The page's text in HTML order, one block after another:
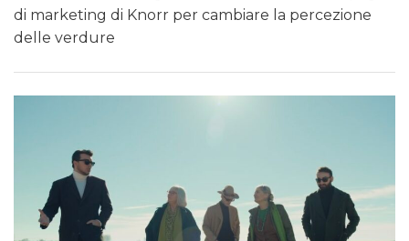
di marketing di Knorr per cambiare la percezione
delle verdure